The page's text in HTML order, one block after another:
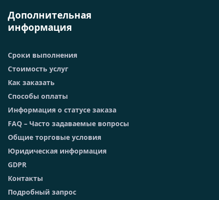
Дополнительная
информация
Сроки выполнения
Стоимость услуг
Как заказать
Способы оплаты
Информация о статусе заказа
FAQ – Часто задаваемые вопросы
Общие торговые условия
Юридическая информация
GDPR
Контакты
Подробный запрос